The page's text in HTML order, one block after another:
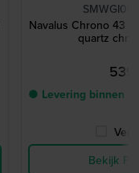
Navalus Chrono 43
quartz
● Levering binnen 3
Bekijk